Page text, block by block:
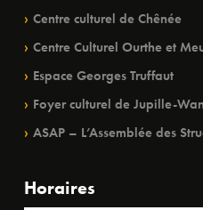
Centre culturel de Chênée
Centre Culturel Ourthe et
Espace Georges Truffaut
Foyer culturel de Jupille-
ASAP – L’Assemblée des
Horaires